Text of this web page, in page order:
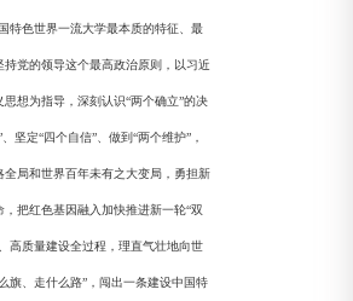
特色世界一流大学最本质的特征、最
党的领导这个最高政治原则，以习近
想为指导，深刻认识“两个确立”的决
坚定“四个自信”、做到“两个维护”，
局和世界百年未有之大变局，勇担新
把红色基因融入加快推进新一轮“双
高质量建设全过程，理直气壮地向世
旗、走什么路”，闯出一条建设中国特